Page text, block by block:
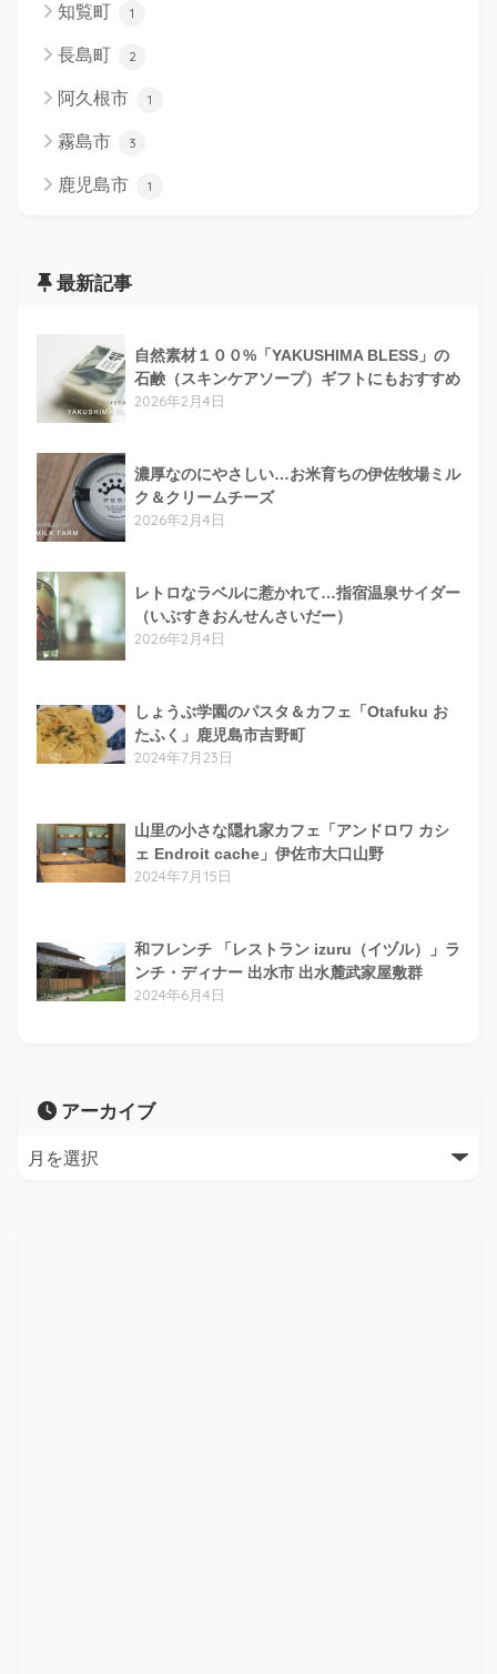
知覧町 1
長島町 2
阿久根市 1
霧島市 3
鹿児島市 1
最新記事
自然素材１００%「YAKUSHIMA BLESS」の
石鹸（スキンケアソープ）ギフトにもおすすめ
2026年2月4日
濃厚なのにやさしい…お米育ちの伊佐牧場ミル
ク＆クリームチーズ
2026年2月4日
レトロなラベルに惹かれて…指宿温泉サイダー
（いぶすきおんせんさいだー）
2026年2月4日
しょうぶ学園のパスタ＆カフェ「Otafuku お
たふく」鹿児島市吉野町
2024年7月23日
山里の小さな隠れ家カフェ「アンドロワ カシ
ェ Endroit cache」伊佐市大口山野
2024年7月15日
和フレンチ 「レストラン izuru（イヅル）」ラ
ンチ・ディナー 出水市 出水麓武家屋敷群
2024年6月4日
アーカイブ